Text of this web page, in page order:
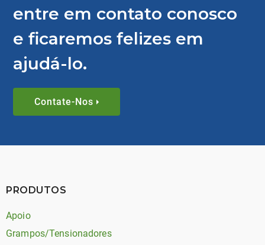
entre em contato conosco
e ficaremos felizes em
ajudá-lo.
Contate-Nos
PRODUTOS
Apoio
Grampos/Tensionadores